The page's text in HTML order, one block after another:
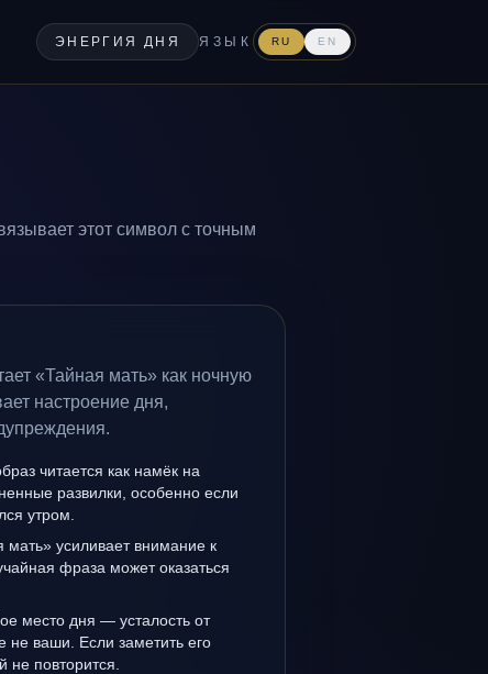
ЭНЕРГИЯ ДНЯ ЯЗЫК RU EN
этот символ с точным
«Тайная мать» как ночную
настроение дня,
читается как намёк на
развилки, особенно если
утром.
усиливает внимание к
фраза может оказаться
место дня — усталость от
не ваши. Если заметить его
не повторится.